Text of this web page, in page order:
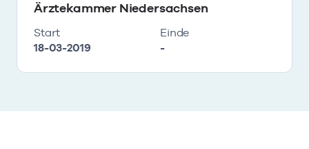
Ärztekammer Niedersachsen
Start
18-03-2019
Einde
-